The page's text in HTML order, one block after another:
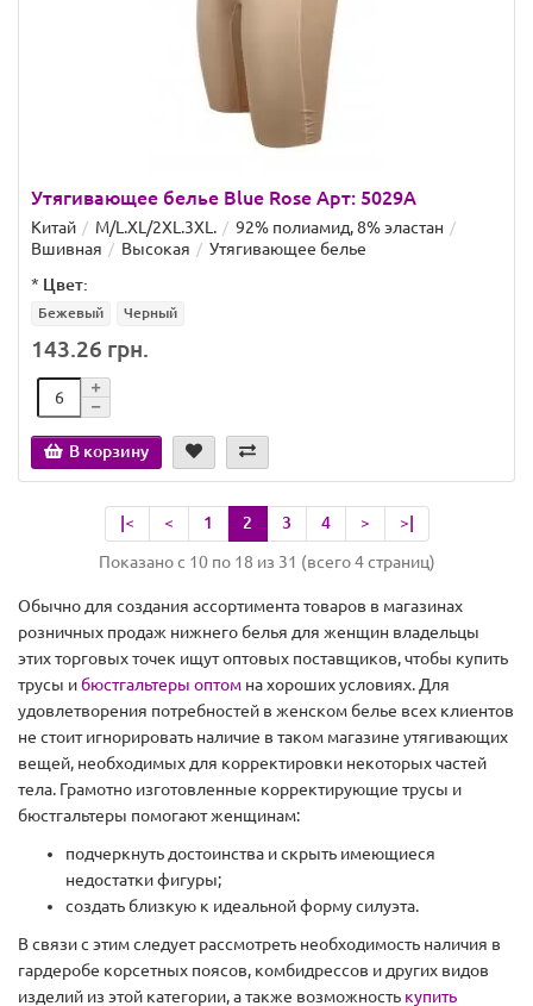
Утягивающее белье Blue Rose Арт: 5029A
Китай M/L.XL/2XL.3XL.
92% полиамид, 8% эластан
Вшивная
Высокая
Утягивающее белье
* Цвет:
Бежевый Черный
143.26 грн.
В корзину
|< < 1 2 3 4 > >|
Показано с 10 по 18 из 31 (всего 4 страниц)
Обычно для создания ассортимента товаров в магазинах
розничных продаж нижнего белья для женщин владельцы
этих торговых точек ищут оптовых поставщиков, чтобы купить
трусы ибюстгальтеры оптом на хороших условиях. Для
удовлетворения потребностей в женском белье всех клиентов
не стоит игнорировать наличие в таком магазине утягивающих
вещей, необходимых для корректировки некоторых частей
тела. Грамотно изготовленные корректирующие трусы и
бюстгальтеры помогают женщинам:
подчеркнуть достоинства и скрыть имеющиеся
недостатки фигуры;
создать близкую к идеальной форму силуэта.
В связи с этим следует рассмотреть необходимость наличия в
гардеробе корсетных поясов, комбидрессов и других видов
изделий из этой категории, а также возможность купить